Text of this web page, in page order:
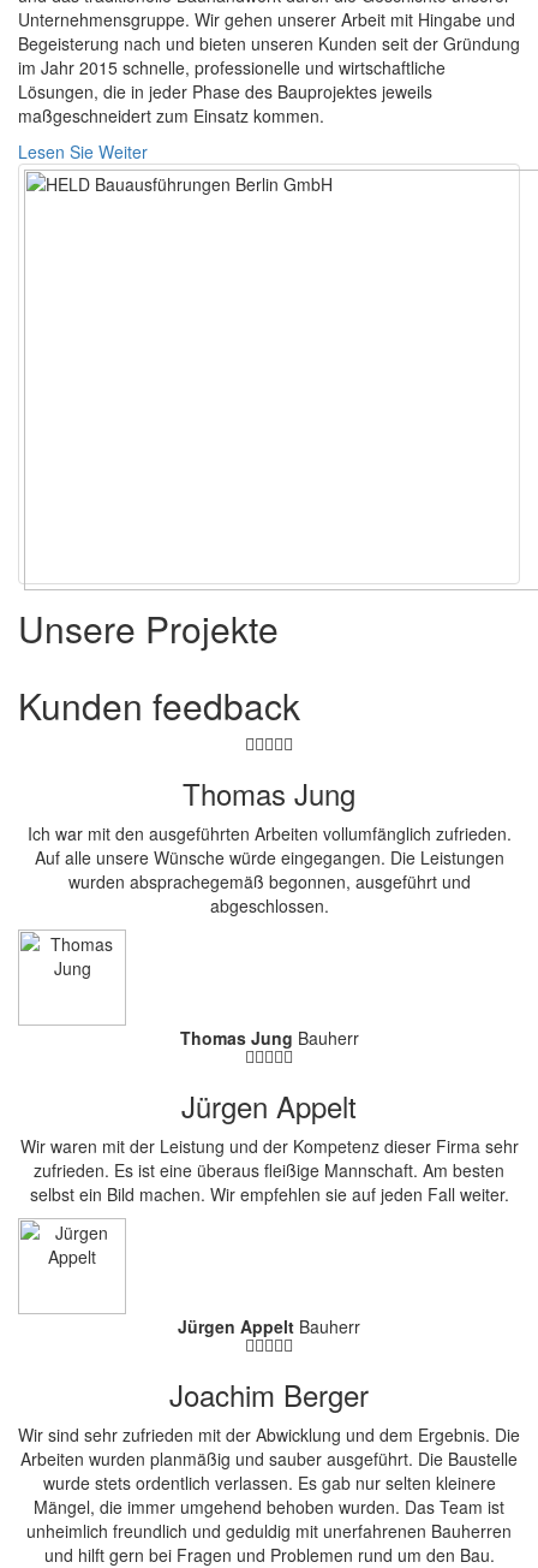
Unternehmensgruppe. Wir gehen unserer Arbeit mit Hingabe und
Begeisterung nach und bieten unseren Kunden seit der Gründung
im Jahr 2015 schnelle, professionelle und wirtschaftliche
Lösungen, die in jeder Phase des Bauprojektes jeweils
maßgeschneidert zum Einsatz kommen.
Lesen Sie Weiter
Unsere Projekte
Kunden feedback
Thomas Jung
Ich war mit den ausgeführten Arbeiten vollumfänglich zufrieden.
Auf alle unsere Wünsche würde eingegangen. Die Leistungen
wurden absprachegemäß begonnen, ausgeführt und
abgeschlossen.
Thomas Jung Bauherr
Jürgen Appelt
Wir waren mit der Leistung und der Kompetenz dieser Firma sehr
zufrieden. Es ist eine überaus fleißige Mannschaft. Am besten
selbst ein Bild machen. Wir empfehlen sie auf jeden Fall weiter.
Jürgen Appelt Bauherr
Joachim Berger
Wir sind sehr zufrieden mit der Abwicklung und dem Ergebnis. Die
Arbeiten wurden planmäßig und sauber ausgeführt. Die Baustelle
wurde stets ordentlich verlassen. Es gab nur selten kleinere
Mängel, die immer umgehend behoben wurden. Das Team ist
unheimlich freundlich und geduldig mit unerfahrenen Bauherren
und hilft gern bei Fragen und Problemen rund um den Bau.